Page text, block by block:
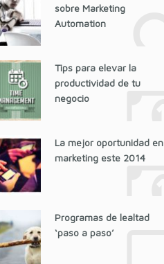
sobre Marketing
Automation
Tips para elevar la
productividad de tu
negocio
La mejor oportunidad en
marketing este 2014
Programas de lealtad
‘paso a paso’